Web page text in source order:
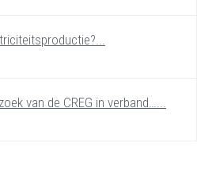
van de CREG in verband…...